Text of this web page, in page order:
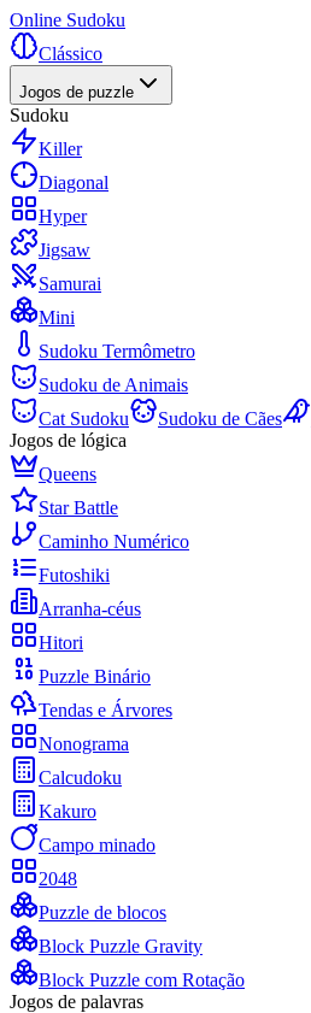
Online Sudoku
Clássico
Jogos de puzzle
Sudoku
Killer
Diagonal
Hyper
Jigsaw
Samurai
Mini
Sudoku Termômetro
Sudoku de Animais
Cat Sudoku
Sudoku de Cães
Jogos de lógica
Queens
Star Battle
Caminho Numérico
Futoshiki
Arranha-céus
Hitori
Puzzle Binário
Tendas e Árvores
Nonograma
Calcudoku
Kakuro
Campo minado
2048
Puzzle de blocos
Block Puzzle Gravity
Block Puzzle com Rotação
Jogos de palavras